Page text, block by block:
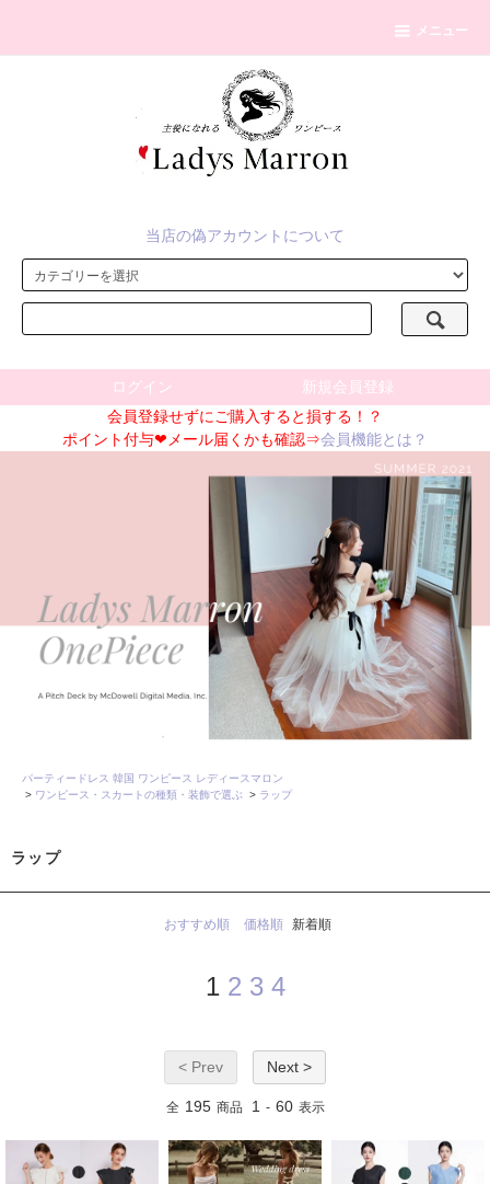
メニュー
当店の偽アカウントについて
ログイン
新規会員登録
会員登録せずにご購入すると損する！？
ポイント付与❤メール届くかも確認⇒会員機能とは？
パーティードレス 韓国 ワンピース レディースマロン
> ワンピース・スカートの種類・装飾で選ぶ > ラップ
ラップ
おすすめ順 価格順 新着順
1 2 3 4
< Prev Next >
全 195 商品 1 - 60 表示